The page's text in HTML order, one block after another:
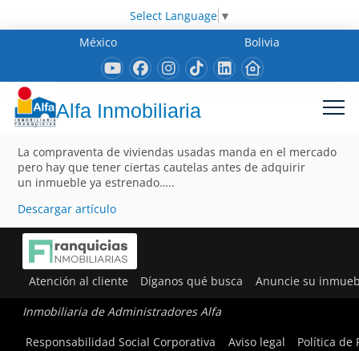
Select Language ▼
México
Bolivia
Alfa Inmobiliaria
La compraventa de viviendas usadas manda en el mercado
pero hay que tener ciertas cautelas antes de adquirir
un inmueble ya estrenado…..
Descargar artículo
Atención al cliente Díganos qué busca Anuncie su
Inmobiliaria de Administradores Alfa
Responsabilidad Social Corporativa
Aviso legal Política de